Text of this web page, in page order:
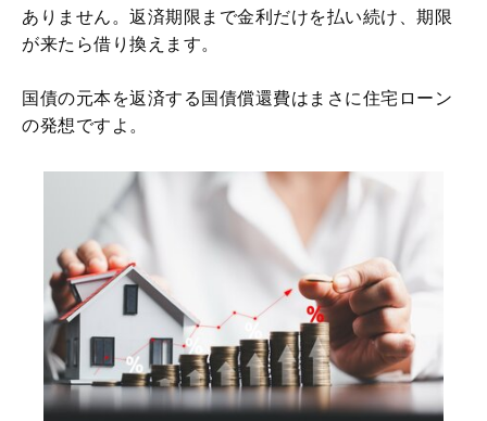
ありません。返済期限まで金利だけを払い続け、期限
が来たら借り換えます。
国債の元本を返済する国債償還費はまさに住宅ローン
の発想ですよ。